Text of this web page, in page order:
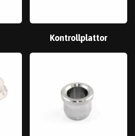
Kontrollplattor